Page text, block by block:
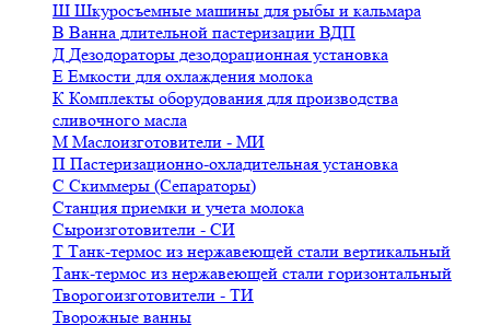
Ш Шкуросъемные машины для рыбы и кальмара
В Ванна длительной пастеризации ВДП
Д Дезодораторы дезодорационная установка
Е Емкости для охлаждения молока
К Комплекты оборудования для производства
сливочного масла
М Маслоизготовители - МИ
П Пастеризационно-охладительная установка
С Скиммеры (Сепараторы)
Станция приемки и учета молока
Сыроизготовители - СИ
Т Танк-термос из нержавеющей стали вертикальный
Танк-термос из нержавеющей стали горизонтальный
Творогоизготовители - ТИ
Творожные ванны